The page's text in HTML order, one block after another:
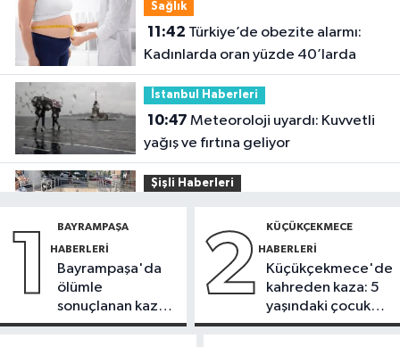
Sağlık
11:42
Kadınlarda oran yüzde 40’larda
İstanbul Haberleri
10:47
yağış ve fırtına geliyor
Şişli Haberleri
Görme engelli genç metro raylarına
İstanbul Haberleri
1 BAYRAMPAŞA
HABERLERI
Bayrampaşa'da
ölümle
sonuçlanan kaza:
Sürücü
2 KÜÇÜKÇEKMECE
HABERLERI
Küçükçekmece'de
kahreden kaza: 5
yaşındaki çocuk
yoğun bakımda